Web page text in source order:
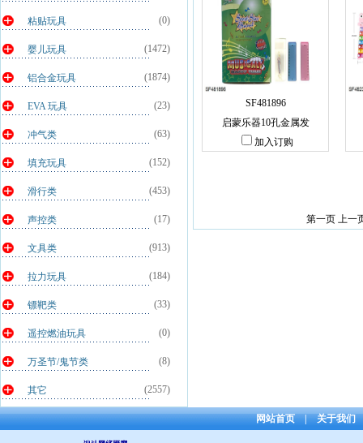
(0)
粘贴玩具
(1472)
婴儿玩具
(1874)
铝合金玩具
(23)
EVA 玩具
(63)
冲气类
(152)
填充玩具
(453)
滑行类
(17)
声控类
(913)
文具类
(184)
拉力玩具
(33)
镖靶类
(0)
遥控燃油玩具
(8)
万圣节/鬼节类
(2557)
其它
SF481896
启蒙乐器10孔金属发
加入订购
第一页 上一
网站首页|关于我们